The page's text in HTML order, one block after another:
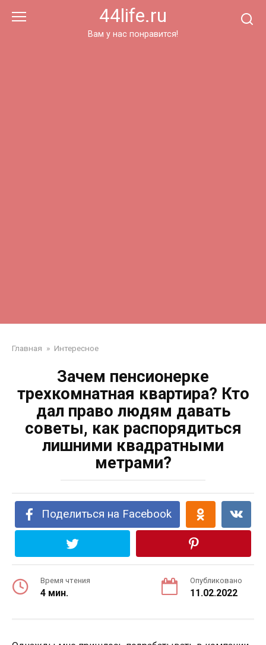
44life.ru
Вам у нас понравится!
Главная » Интересное
Зачем пенсионерке
трехкомнатная квартира? Кто
дал право людям давать
советы, как распорядиться
лишними квадратными
метрами?
Поделиться на Facebook
Время чтения
4 мин.
Опубликовано
11.02.2022